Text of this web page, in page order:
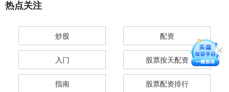
热点关注
炒股 配资
入门 股票按天配资
指南 股票配资排行